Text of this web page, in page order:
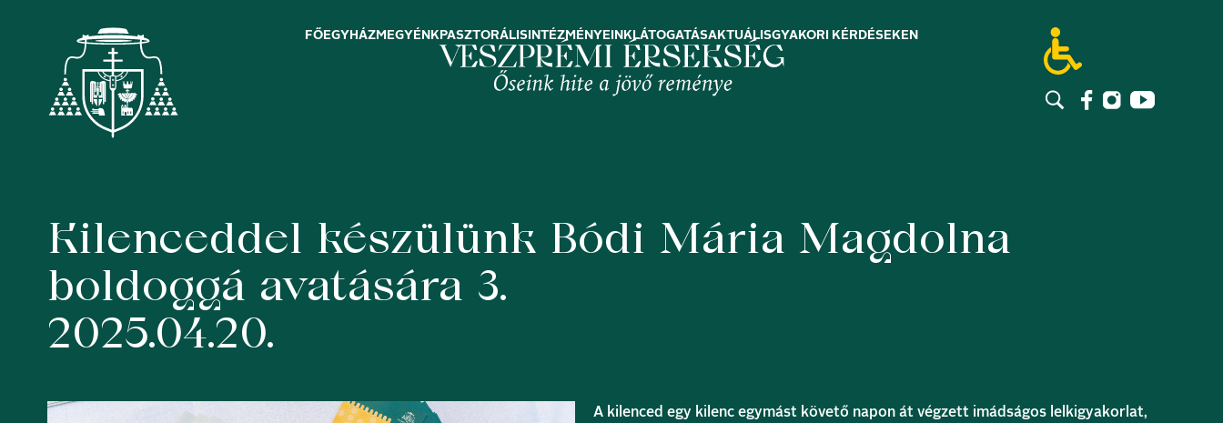
FŐEGYHÁZMEGYÉNK PASZTORÁLIS INTÉZMÉNYEINK LÁTOGATÁSAKTUÁLISGYAKORI KÉRDÉSEK EN
Kilenceddel készülünk Bódi Mária Magdolna
boldoggá avatására 3.
2025.04.20.
A kilenced egy kilenc egymást követő napon át végzett imádságos lelkigyakorlat,